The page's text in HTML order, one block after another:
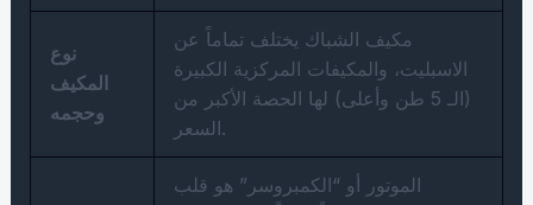
نوع
المكيف
وحجمه
مكيف الشباك يختلف تماماً عن
الاسبليت، والمكيفات المركزية الكبيرة
(الـ 5 طن وأعلى) لها الحصة الأكبر من
السعر.
الموتور أو “الكمبروسر” هو قلب